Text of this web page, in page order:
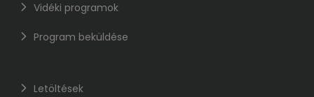
Vidéki programok
Program beküldése
Letöltések